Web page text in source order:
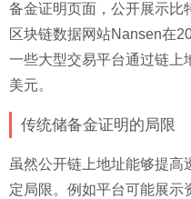
备金证明页面，公开展示比
区块链数据网站Nansen在
一些大型交易平台通过链上
美元。
传统储备金证明的局限
虽然公开链上地址能够提高
定局限。例如平台可能展示